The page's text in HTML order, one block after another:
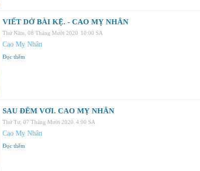
VIẾT DỞ BÀI KỆ. - CAO MỴ NHÂN
Thứ Năm, 08 Tháng Mười 2020 10:00 SA
Cao Mỵ Nhân
Đọc thêm
SAU ĐÊM VƠI. CAO MỴ NHÂN
Thứ Tư, 07 Tháng Mười 2020 4:00 SA
Cao Mỵ Nhân
Đọc thêm